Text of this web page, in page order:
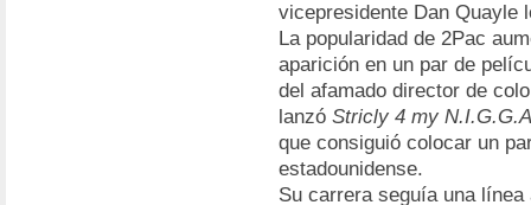
vicepresidente Dan Quayle
La popularidad de 2Pac
aparición en un par de
del afamado director de
lanzó Stricly 4 my
que consiguió colocar un
estadounidense.
Su carrera seguía una